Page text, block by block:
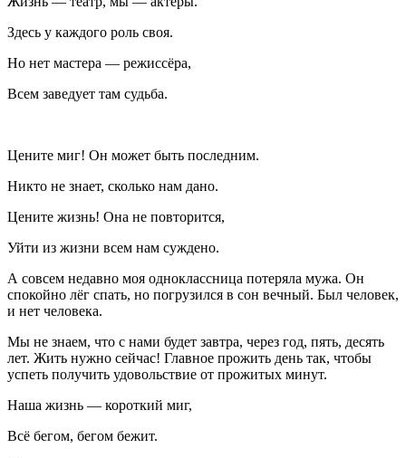
Здесь у каждого роль своя.
Но нет мастера — режиссёра,
Всем заведует там судьба.
Цените миг! Он может быть последним.
Никто не знает, сколько нам дано.
Цените жизнь! Она не повторится,
Уйти из жизни всем нам суждено.
А совсем недавно моя одноклассница потеряла мужа. Он
спокойно лёг спать, но погрузился в сон вечный. Был человек,
и нет человека.
Мы не знаем, что с нами будет завтра, через год, пять, десять
лет. Жить нужно сейчас! Главное прожить день так, чтобы
успеть получить удовольствие от прожитых минут.
Наша жизнь — короткий миг,
Всё бегом, бегом бежит.